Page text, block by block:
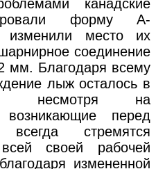
канадские
форму А-
изменили место их
соединение
мм. Благодаря всему
лыж осталось в
несмотря на
перед
стремятся
своей рабочей
измененной